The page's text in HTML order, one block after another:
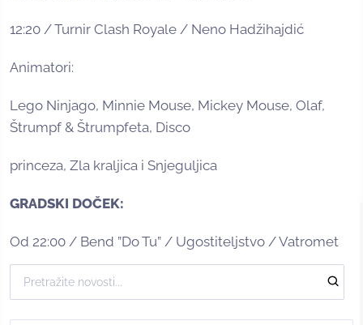
12:20 / Turnir Clash Royale / Neno Hadžihajdić
Animatori:
Lego Ninjago, Minnie Mouse, Mickey Mouse, Olaf,
Štrumpf & Štrumpfeta, Disco
princeza, Zla kraljica i Snjeguljica
GRADSKI DOČEK:
Od 22:00 / Bend ”Do Tu” / Ugostiteljstvo / Vatromet